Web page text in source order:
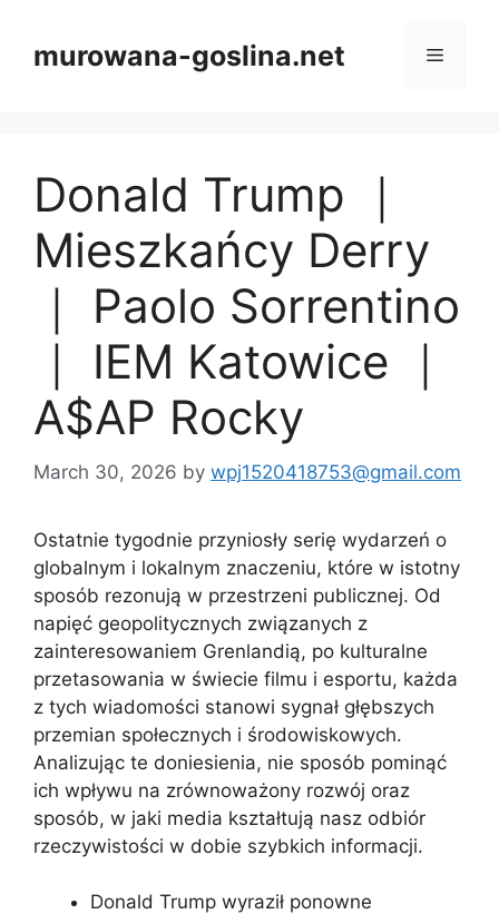
contentmurowana-goslina.net Menu
Donald Trump ｜
Mieszkańcy Derry
｜ Paolo Sorrentino
｜ IEM Katowice ｜
A$AP Rocky
March 30, 2026 by wpj1520418753@gmail.com
Ostatnie tygodnie przyniosły serię wydarzeń o
globalnym i lokalnym znaczeniu, które w istotny
sposób rezonują w przestrzeni publicznej. Od
napięć geopolitycznych związanych z
zainteresowaniem Grenlandią, po kulturalne
przetasowania w świecie filmu i esportu, każda
z tych wiadomości stanowi sygnał głębszych
przemian społecznych i środowiskowych.
Analizując te doniesienia, nie sposób pominąć
ich wpływu na zrównoważony rozwój oraz
sposób, w jaki media kształtują nasz odbiór
rzeczywistości w dobie szybkich informacji.
Donald Trump wyraził ponowne